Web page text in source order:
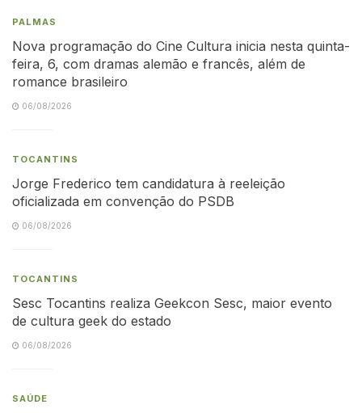
PALMAS
Nova programação do Cine Cultura inicia nesta quinta-
feira, 6, com dramas alemão e francês, além de
romance brasileiro
06/08/2026
TOCANTINS
Jorge Frederico tem candidatura à reeleição
oficializada em convenção do PSDB
06/08/2026
TOCANTINS
Sesc Tocantins realiza Geekcon Sesc, maior evento
de cultura geek do estado
06/08/2026
SAÚDE